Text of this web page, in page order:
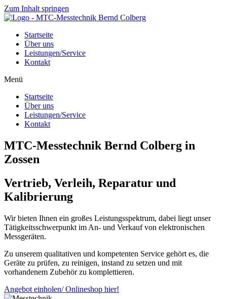
Zum Inhalt springen
Startseite
Über uns
Leistungen/Service
Kontakt
Menü
Startseite
Über uns
Leistungen/Service
Kontakt
MTC-Messtechnik Bernd Colberg in
Zossen
Vertrieb, Verleih, Reparatur und
Kalibrierung
Wir bieten Ihnen ein großes Leistungsspektrum, dabei liegt unser
Tätigkeitsschwerpunkt im An- und Verkauf von elektronischen
Messgeräten.
Zu unserem qualitativen und kompetenten Service gehört es, die
Geräte zu prüfen, zu reinigen, instand zu setzen und mit
vorhandenem Zubehör zu komplettieren.
Angebot einholen/ Onlineshop hier!